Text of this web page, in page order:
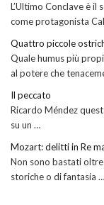
L’Ultimo Conclave è
come protagonista
Quattro piccole
Quale humus più
al potere che
Il peccato
Ricardo Méndez
su un …
Mozart: delitti in Re
Non sono bastati
storiche o di fantasia …